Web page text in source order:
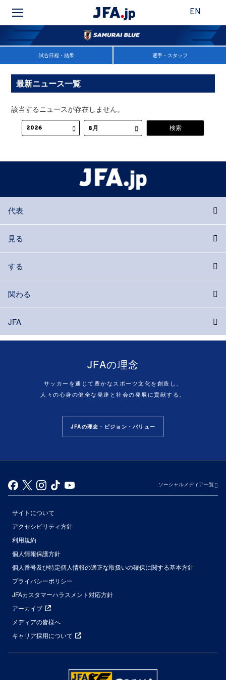
EN
試合日程・結果 選手・スタッフ
最新ニュース一覧
該当するニュースが存在しません。
代表
見る
する
関わる
JFA
JFAの理念
サッカーを通じて豊かなスポーツ文化を創造し、
人々の心身の健全な発達と社会の発展に貢献する。
JFAの理念・ビジョン・バリュー
ソーシャルメディア一覧
サイトについて
アクセシビリティ方針
利用規約
個人情報保護方針
個人番号及び特定個人情報の適正な取扱いの確保に関する基本方針
プライバシーポリシー
JFAカスタマーハラスメント対応方針
アーカイブ
メディアの皆様へ
キャリア採用について